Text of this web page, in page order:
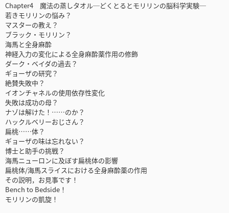
Chapter4 魔法の蒸しタオル─どくとるとモリリンの脳科学実験─
若きモリリンの悩み？
マスターの教え？
ブラック・モリリン？
海馬と全身麻酔
神経入力の変化による全身麻酔薬作用の修飾
ダーク・ベイダの過去？
ギョーザの研究？
絶賛失敗中？
イオンチャネルの使用依存性変化
失敗は成功の母？
ナゾは解けた！……のか？
ハックルベリーおじさん？
扁桃……体？
ギョーザの味は忘れない？
博士と助手の挑戦？
海馬ニューロンに及ぼす扁桃体の影響
扁桃体/海馬スライスにおける全身麻酔薬の作用
その説明，お見事です！
Bench to Bedside！
モリリンの凱旋！